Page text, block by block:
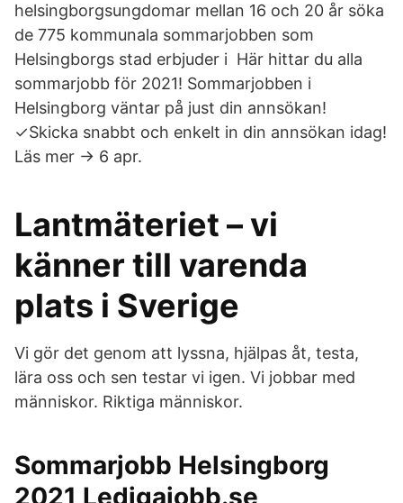
helsingborgsungdomar mellan 16 och 20 år söka
de 775 kommunala sommarjobben som
Helsingborgs stad erbjuder i Här hittar du alla
sommarjobb för 2021! Sommarjobben i
Helsingborg väntar på just din annsökan!
✓Skicka snabbt och enkelt in din annsökan idag!
Läs mer → 6 apr.
Lantmäteriet – vi
känner till varenda
plats i Sverige
Vi gör det genom att lyssna, hjälpas åt, testa,
lära oss och sen testar vi igen. Vi jobbar med
människor. Riktiga människor.
Sommarjobb Helsingborg
2021 Ledigajobb.se